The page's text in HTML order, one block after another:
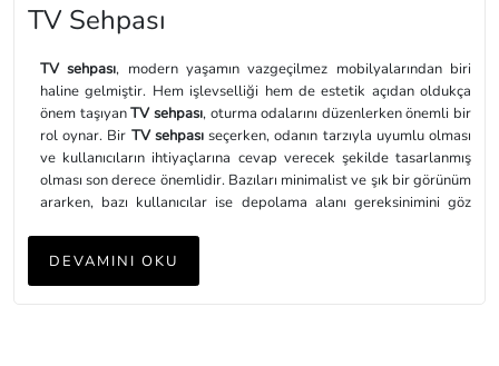
TV Sehpası
TV sehpası, modern yaşamın vazgeçilmez mobilyalarından biri
haline gelmiştir. Hem işlevselliği hem de estetik açıdan oldukça
önem taşıyanTV sehpası, oturma odalarını düzenlerken önemli bir
rol oynar. Bir TV sehpasıseçerken, odanın tarzıyla uyumlu olması
ve kullanıcıların ihtiyaçlarına cevap verecek şekilde tasarlanmış
olması son derece önemlidir. Bazıları minimalist ve şık bir görünüm
ararken, bazı kullanıcılar ise depolama alanı gereksinimini göz
TV sehpasımodelleri, kişisel zevklere ve yaşam tarzlarına uygun
olacak şekilde özelleştirilebilir.
DEVAMINI OKU